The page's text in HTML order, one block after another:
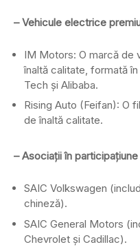
– Vehicule electrice
IM Motors: O marcă de
înaltă calitate, formată
Tech și Alibaba.
Rising Auto (Feifan): O
de înaltă calitate.
– Asociații în
SAIC Volkswagen
chineză).
SAIC General Motors
Chevrolet și Cadillac).